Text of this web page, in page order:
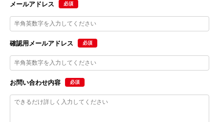
メールアドレス 必須
確認用メールアドレス 必須
お問い合わせ内容 必須